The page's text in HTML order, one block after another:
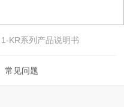
1-KR系列产品说明书
常见问题